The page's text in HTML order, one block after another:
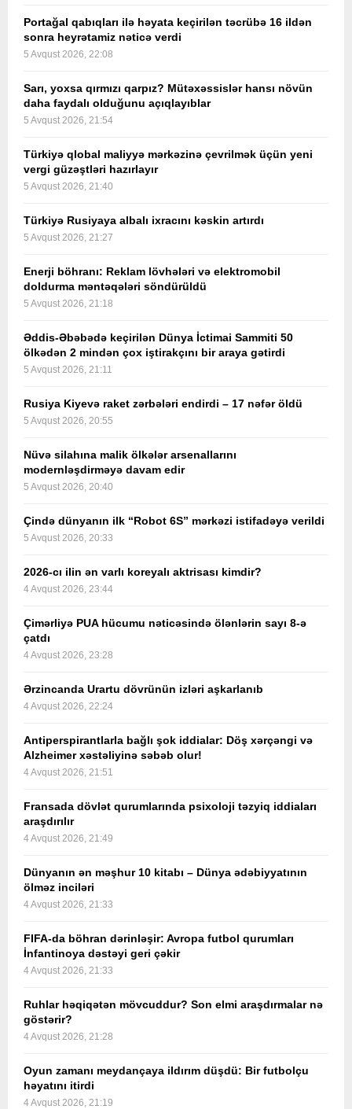
Portağal qabıqları ilə həyata keçirilən təcrübə 16 ildən
sonra heyrətamiz nəticə verdi
5 Avqust 2026, 22:08
Sarı, yoxsa qırmızı qarpız? Mütəxəssislər hansı növün
daha faydalı olduğunu açıqlayıblar
5 Avqust 2026, 21:54
Türkiyə qlobal maliyyə mərkəzinə çevrilmək üçün yeni
vergi güzəştləri hazırlayır
5 Avqust 2026, 21:40
Türkiyə Rusiyaya albalı ixracını kəskin artırdı
5 Avqust 2026, 21:27
Enerji böhranı: Reklam lövhələri və elektromobil
doldurma məntəqələri söndürüldü
5 Avqust 2026, 21:18
Əddis-Əbəbədə keçirilən Dünya İctimai Sammiti 50
ölkədən 2 mindən çox iştirakçını bir araya gətirdi
5 Avqust 2026, 21:11
Rusiya Kiyevə raket zərbələri endirdi – 17 nəfər öldü
5 Avqust 2026, 20:55
Nüvə silahına malik ölkələr arsenallarını
modernləşdirməyə davam edir
5 Avqust 2026, 20:40
Çində dünyanın ilk “Robot 6S” mərkəzi istifadəyə verildi
5 Avqust 2026, 20:33
2026-cı ilin ən varlı koreyalı aktrisası kimdir?
4 Avqust 2026, 23:44
Çimərliyə PUA hücumu nəticəsində ölənlərin sayı 8-ə
çatdı
4 Avqust 2026, 23:28
Ərzincanda Urartu dövrünün izləri aşkarlanıb
4 Avqust 2026, 22:24
Antiperspirantlarla bağlı şok iddialar: Döş xərçəngi və
Alzheimer xəstəliyinə səbəb olur!
4 Avqust 2026, 21:51
Fransada dövlət qurumlarında psixoloji təzyiq iddiaları
araşdırılır
4 Avqust 2026, 21:49
Dünyanın ən məşhur 10 kitabı – Dünya ədəbiyyatının
ölməz inciləri
4 Avqust 2026, 21:33
FIFA-da böhran dərinləşir: Avropa futbol qurumları
İnfantinoya dəstəyi geri çəkir
4 Avqust 2026, 21:33
Ruhlar həqiqətən mövcuddur? Son elmi araşdırmalar nə
göstərir?
4 Avqust 2026, 21:28
Oyun zamanı meydançaya ildırım düşdü: Bir futbolçu
həyatını itirdi
4 Avqust 2026, 21:19